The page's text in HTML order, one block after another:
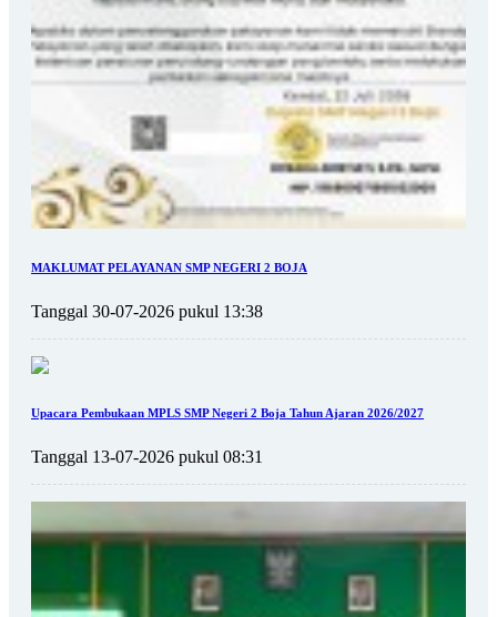
MAKLUMAT PELAYANAN SMP NEGERI 2 BOJA
Tanggal 30-07-2026 pukul 13:38
Upacara Pembukaan MPLS SMP Negeri 2 Boja Tahun Ajaran 2026/2027
Tanggal 13-07-2026 pukul 08:31